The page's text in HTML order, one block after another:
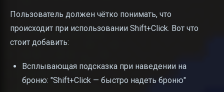
Пользователь должен чётко понимать, что
происходит при использовании Shift+Click. Вот что
стоит добавить:
Всплывающая подсказка при наведении на
броню: "Shift+Click — быстро надеть броню"